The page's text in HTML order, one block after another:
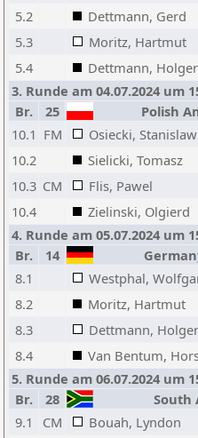
5.2
Dettmann, Gerd
5.3
Moritz, Hartmut
5.4
Dettmann, Holger
3. Runde am 04.07.2024 um
Br.
25 Polish
10.1 FM Osiecki, Stanislaw
10.2
Sielicki, Tomasz
10.3 CM Flis, Pawel
10.4
Zielinski, Olgierd
4. Runde am 05.07.2024 um
Br.
14
8.1
Westphal,
8.2
Moritz, Hartmut
8.3
Dettmann, Holger
8.4
Van Bentum,
5. Runde am 06.07.2024 um
Br.
28 South
9.1
CM Bouah, Lyndon